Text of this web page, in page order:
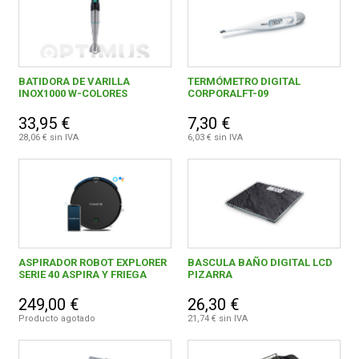
BATIDORA DE VARILLA
INOX1000 W-COLORES
33,95 €
28,06 € sin IVA
TERMÓMETRO DIGITAL
CORPORALFT-09
7,30 €
6,03 € sin IVA
ASPIRADOR ROBOT EXPLORER
SERIE 40 ASPIRA Y FRIEGA
249,00 €
Producto agotado
BASCULA BAÑO DIGITAL LCD
PIZARRA
26,30 €
21,74 € sin IVA